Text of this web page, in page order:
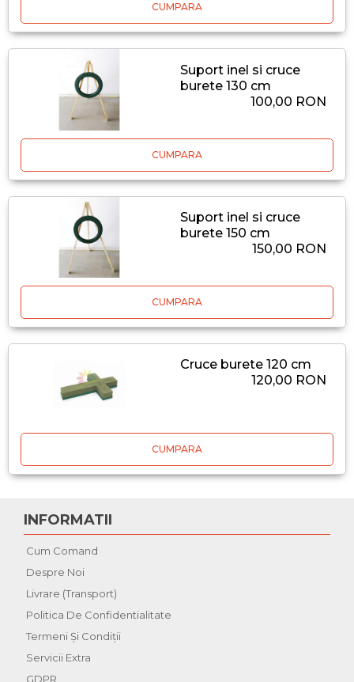
CUMPARA
Suport inel si cruce
burete 130 cm
100,00 RON
CUMPARA
Suport inel si cruce
burete 150 cm
150,00 RON
CUMPARA
Cruce burete 120 cm
120,00 RON
CUMPARA
INFORMATII
Cum Comand
Despre Noi
Livrare (Transport)
Politica De Confidentialitate
Termeni Şi Condiţii
Servicii Extra
GDPR